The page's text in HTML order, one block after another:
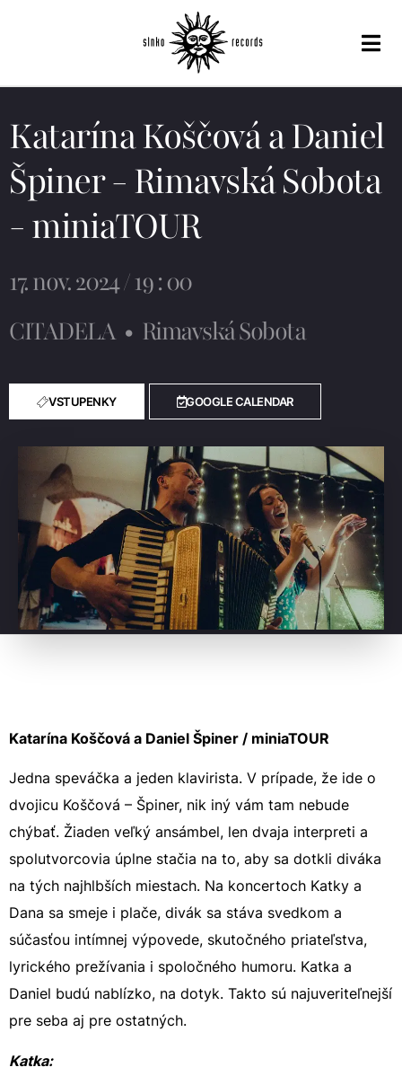
Katarína Koščová a Daniel
Špiner - Rimavská Sobota
- miniaTOUR
17. nov. 2024 / 19 : 00
CITADELA • Rimavská Sobota
VSTUPENKY GOOGLE CALENDAR
Katarína Koščová a Daniel Špiner / miniaTOUR
Jedna speváčka a jeden klavirista. V prípade, že ide o
dvojicu Koščová – Špiner, nik iný vám tam nebude
chýbať. Žiaden veľký ansámbel, len dvaja interpreti a
spolutvorcovia úplne stačia na to, aby sa dotkli diváka
na tých najhlbších miestach. Na koncertoch Katky a
Dana sa smeje i plače, divák sa stáva svedkom a
súčasťou intímnej výpovede, skutočného priateľstva,
lyrického prežívania i spoločného humoru. Katka a
Daniel budú nablízko, na dotyk. Takto sú najuveriteľnejší
pre seba aj pre ostatných.
Katka: